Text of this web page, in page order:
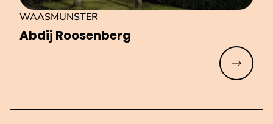
Abdij Roosenberg
WAASMUNSTER
Meer